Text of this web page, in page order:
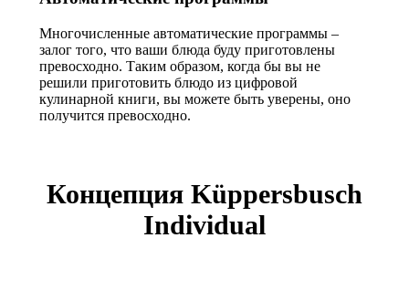
Многочисленные автоматические программы –
залог того, что ваши блюда буду приготовлены
превосходно. Таким образом, когда бы вы не
решили приготовить блюдо из цифровой
кулинарной книги, вы можете быть уверены, оно
получится превосходно.
Концепция Küppersbusch
Individual